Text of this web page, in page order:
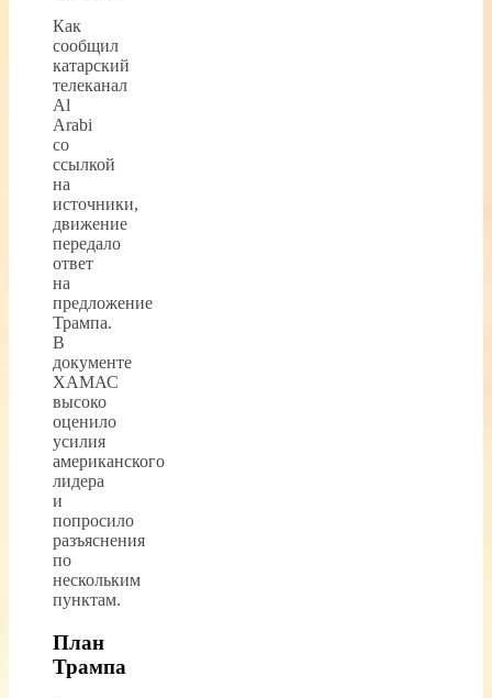
Как
сообщил
катарский
телеканал
Al
Arabi
со
ссылкой
на
источники,
движение
передало
ответ
на
предложение
Трампа.
В
документе
ХАМАС
высоко
оценило
усилия
американского
лидера
и
попросило
разъяснения
по
нескольким
пунктам.
План
Трампа